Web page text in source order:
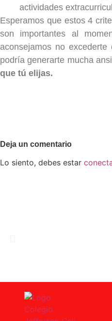
actividades
Esperamos que estos 4
son importantes al
aconsejamos no
podría generarte mucha
que tú elijas.
Deja un comentario
Lo siento, debes estar